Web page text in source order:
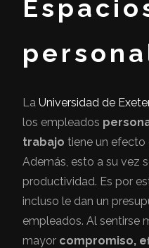
La Universidad de
los empleados
trabajo tiene un efecto
Además, esto a su vez
productividad. Es por
incluso le dan un
empleados. Al sentirse
mayor compromiso,